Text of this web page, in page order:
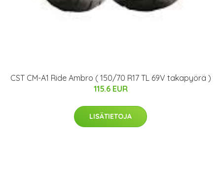
CST CM-A1 Ride Ambro ( 150/70 R17 TL 69V takapyörä )
115.6 EUR
LISÄTIETOJA